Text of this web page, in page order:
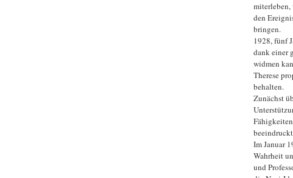
miterleben,
den
bringen.
1928, fünf
dank einer
widmen
Therese
behalten.
Zunächst
Im Januar
Wahrheit
und